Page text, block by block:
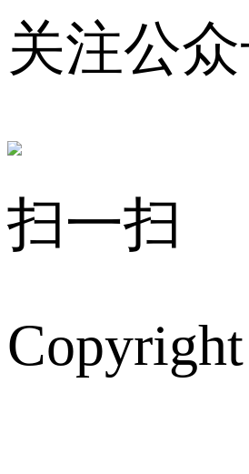
关注公
扫一扫